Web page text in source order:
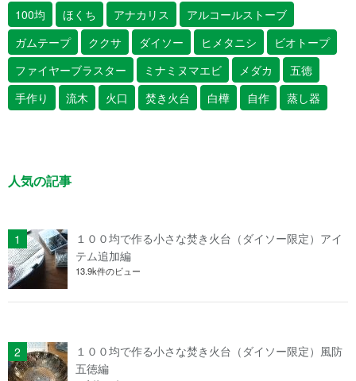
100均 ほくち アナカリス
アルコールストーブ
ガムテープ
ククサ ダイソー ヒメタニシ
ビオトープ
ファイヤーブラスター
ミナミヌマエビ メダカ
五徳
手作り
流木 火口 焚き火台 白樺 自作 蒸し器
人気の記事
１００均で作る小さな焚き火台（ダイソー限定）アイ
テム追加編
13.9k件のビュー
１００均で作る小さな焚き火台（ダイソー限定）風防
五徳編